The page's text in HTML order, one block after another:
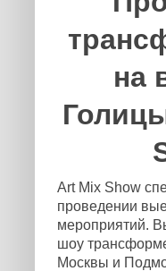
на
Art Mix Show
проведении
мероприятий.
шоу
Москвы и